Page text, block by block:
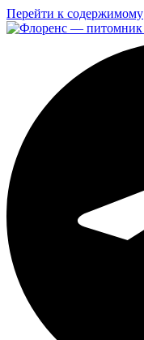
Перейти к содержимому